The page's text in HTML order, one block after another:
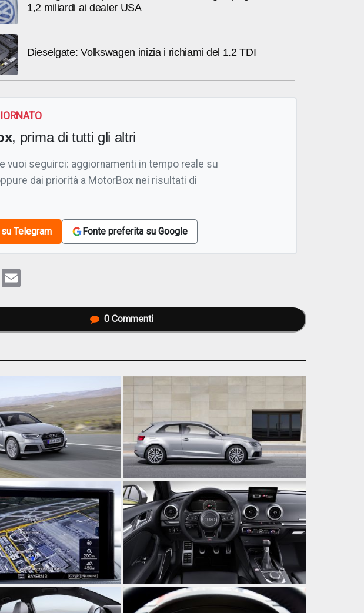
1,2 miliardi ai dealer USA
Dieselgate: Volkswagen inizia i richiami del 1.2 TDI
, prima di tutti gli altri
vuoi seguirci: aggiornamenti in tempo reale su
dai priorità a MotorBox nei risultati di
Telegram Fonte preferita su Google
Pinterest
0 Commenti